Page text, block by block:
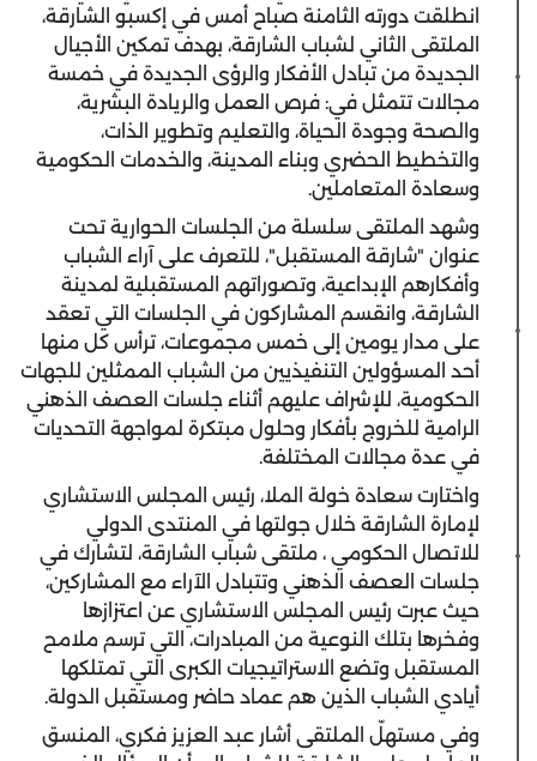
انطلقت دورته الثامنة صباح أمس في إكسبو الشارقة،
الملتقى الثاني لشباب الشارقة، بهدف تمكين الأجيال
الجديدة من تبادل الأفكار والرؤى الجديدة في خمسة
مجالات تتمثل في: فرص العمل والريادة البشرية،
والصحة وجودة الحياة، والتعليم وتطوير الذات،
والتخطيط الحضري وبناء المدينة، والخدمات الحكومية
وسعادة المتعاملين.
وشهد الملتقى سلسلة من الجلسات الحوارية تحت
عنوان "شارقة المستقبل"، للتعرف على آراء الشباب
وأفكارهم الإبداعية، وتصوراتهم المستقبلية لمدينة
الشارقة، وانقسم المشاركون في الجلسات التي تعقد
على مدار يومين إلى خمس مجموعات، ترأس كل منها
أحد المسؤولين التنفيذيين من الشباب الممثلين للجهات
الحكومية، للإشراف عليهم أثناء جلسات العصف الذهني
الرامية للخروج بأفكار وحلول مبتكرة لمواجهة التحديات
في عدة مجالات المختلفة.
واختارت سعادة خولة الملا، رئيس المجلس الاستشاري
لإمارة الشارقة خلال جولتها في المنتدى الدولي
للاتصال الحكومي ، ملتقى شباب الشارقة، لتشارك في
جلسات العصف الذهني وتتبادل الآراء مع المشاركين،
حيث عبرت رئيس المجلس الاستشاري عن اعتزازها
وفخرها بتلك النوعية من المبادرات، التي ترسم ملامح
المستقبل وتضع الاستراتيجيات الكبرى التي تمتلكها
أيادي الشباب الذين هم عماد حاضر ومستقبل الدولة.
وفي مستهلّ الملتقى أشار عبد العزيز فكري، المنسق